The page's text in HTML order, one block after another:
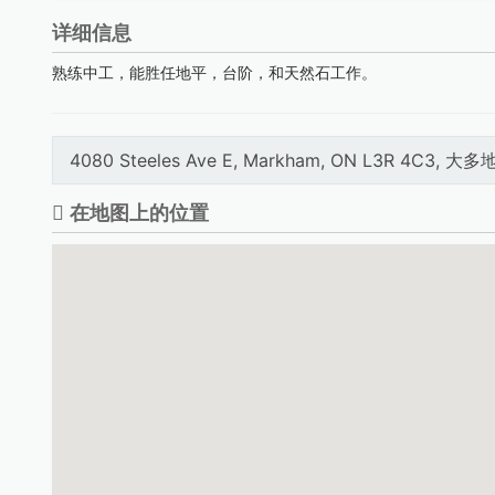
详细信息
熟练中工，能胜任地平，台阶，和天然石工作。
4080 Steeles Ave E, Markham, ON L3R 4C3, 大多
在地图上的位置